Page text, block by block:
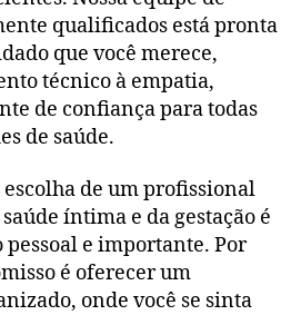
qualificados está pronta
que você merece,
técnico à empatia,
de confiança para todas
de saúde.
de um profissional
íntima e da gestação é
e importante. Por
é oferecer um
onde você se sinta